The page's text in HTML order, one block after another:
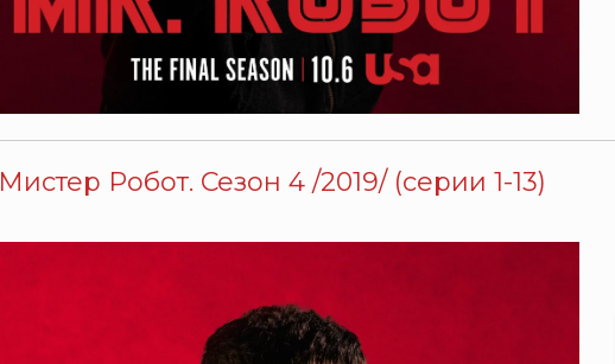
Мистер Робот. Сезон 4 /2019/ (серии 1-13)